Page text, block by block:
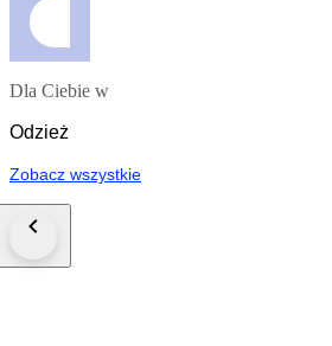
Dla Ciebie w
Odzież
Zobacz wszystkie